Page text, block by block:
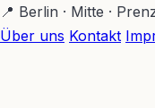
Zum
Hauptinhalt
📍 Berlin · Mitte ·
Über uns Kontakt